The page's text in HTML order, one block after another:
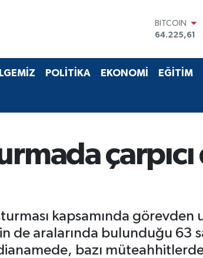
DOLAR
47,7143
55,0317
STERLİN
POLİTİKA EKONOMİ EĞİTİM
kapsamında görevden
de aralarında bulunduğu 63
bazı